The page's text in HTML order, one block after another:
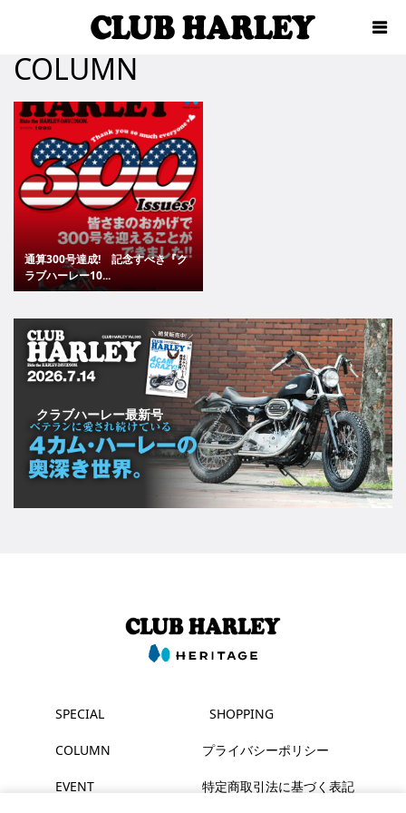
COLUMN
通算300号達成! 記念すべき『ク
ラブハーレー10...
クラブハーレー最新号
SPECIAL
COLUMN
EVENT
SHOPPING
プライバシーポリシー
特定商取引法に基づく表記